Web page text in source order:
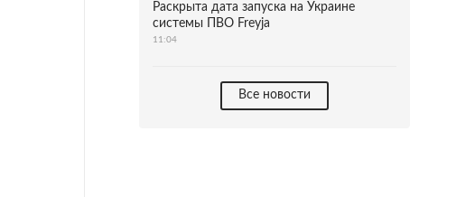
Раскрыта дата запуска на Украине
системы ПВО Freyja
11:04
Все новости